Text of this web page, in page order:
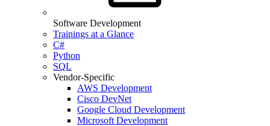
Software Development
Trainings at a Glance
C#
Python
SQL
Vendor-Specific
AWS Development
Cisco DevNet
Google Cloud Development
Microsoft Development